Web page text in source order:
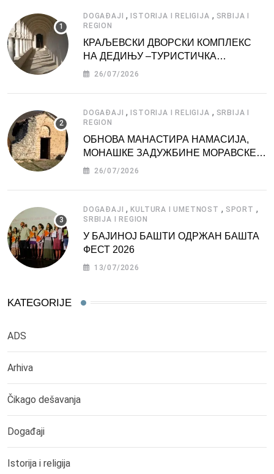
DOGAĐAJI ,ISTORIJA I RELIGIJA , SRBIJA I
REGION
КРАЉЕВСКИ ДВОРСКИ КОМПЛЕКС
НА ДЕДИЊУ –ТУРИСТИЧКА
АТРАКЦИЈА
26/07/2026
DOGAĐAJI ,ISTORIJA I RELIGIJA , SRBIJA I
REGION
ОБНОВА МАНАСТИРА НАМАСИЈА,
МОНАШКЕ ЗАДУЖБИНЕ МОРАВСКЕ
СРБИЈЕ
26/07/2026
DOGAĐAJI ,KULTURA I UMETNOST , SPORT ,
SRBIJA I REGION
У БАЈИНОЈ БАШТИ ОДРЖАН БАШТА
ФЕСТ 2026
13/07/2026
KATEGORIJE
ADS
Arhiva
Čikago dešavanja
Događaji
Istorija i religija